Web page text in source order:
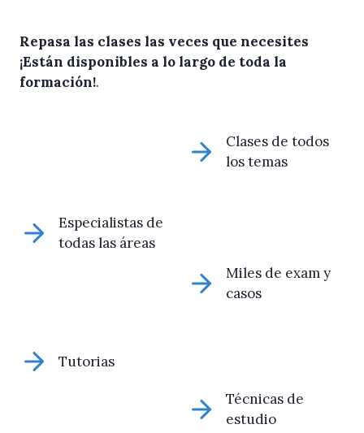
Repasa las clases las veces que necesites
¡Están disponibles a lo largo de toda la
formación!.
Clases de todos
los temas
Especialistas de
todas las áreas
Miles de exam y
casos
Tutorias
Técnicas de
estudio